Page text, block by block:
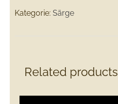
Kategorie: Särge
Related products